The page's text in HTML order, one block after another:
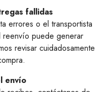
fallidas
errores o el transportista
puede generar
revisar cuidadosamente
envío